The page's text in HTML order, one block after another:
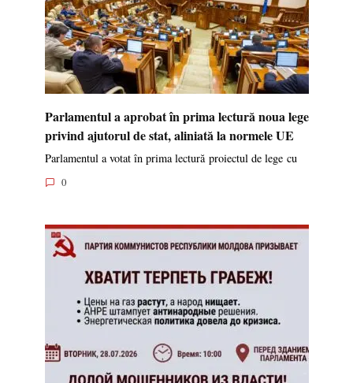
Parlamentul a aprobat în prima lectură noua lege
privind ajutorul de stat, aliniată la normele UE
Parlamentul a votat în prima lectură proiectul de lege cu
0